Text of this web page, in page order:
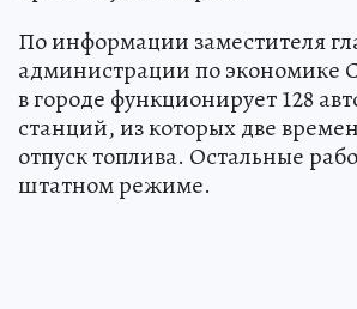
По информации заместителя
администрации по экономике
в городе функционирует 128
станций, из которых две
отпуск топлива. Остальные
штатном режиме.